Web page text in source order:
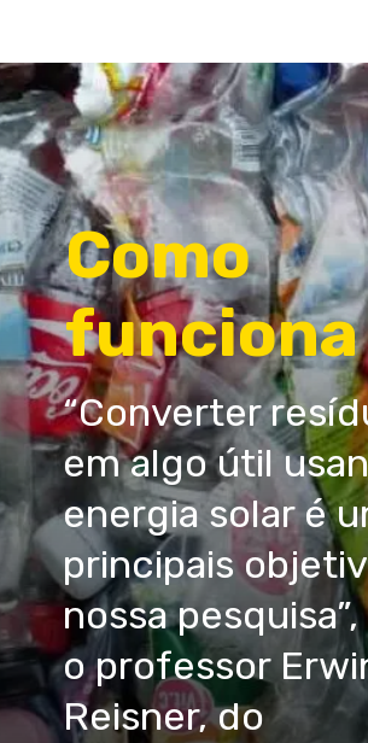
“Converter
em algo útil
energia solar é
principais
nossa
o professor
Reisner, do
Como
funciona